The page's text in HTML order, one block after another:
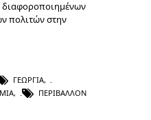
διαφοροποιημένων
πολιτών στην
ΓΕΩΡΓΊΑ,
, ΠΕΡΙΒΆΛΛΟΝ